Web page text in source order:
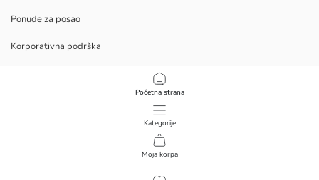
Početna strana
Kategorije
Moja korpa
Ponude za posao
Korporativna podrška
Politika privatnosti i bezbednosti podataka